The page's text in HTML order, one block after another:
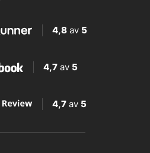
4,8 av 5
4,7 av 5
4,7 av 5